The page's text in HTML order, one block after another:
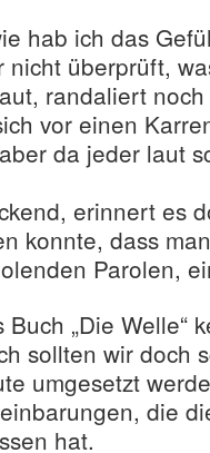
hab ich das
nicht überprüft,
randaliert
vor einen
da jeder laut
erinnert es
konnte, dass
Parolen,
Buch „Die Welle“
sollten wir doch
umgesetzt
die
hat.